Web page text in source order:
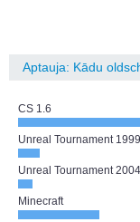
Aptauja: Kādu
CS 1.6
Unreal Tournament 1999
Unreal Tournament 2004
Minecraft